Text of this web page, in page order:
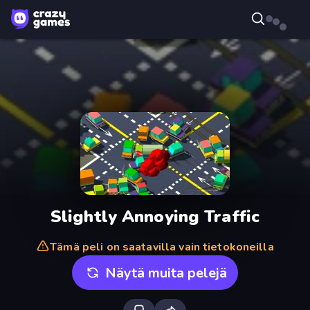
Slightly Annoying Traffic
Tämä peli on saatavilla vain tietokoneilla
Näytä muita pelejä